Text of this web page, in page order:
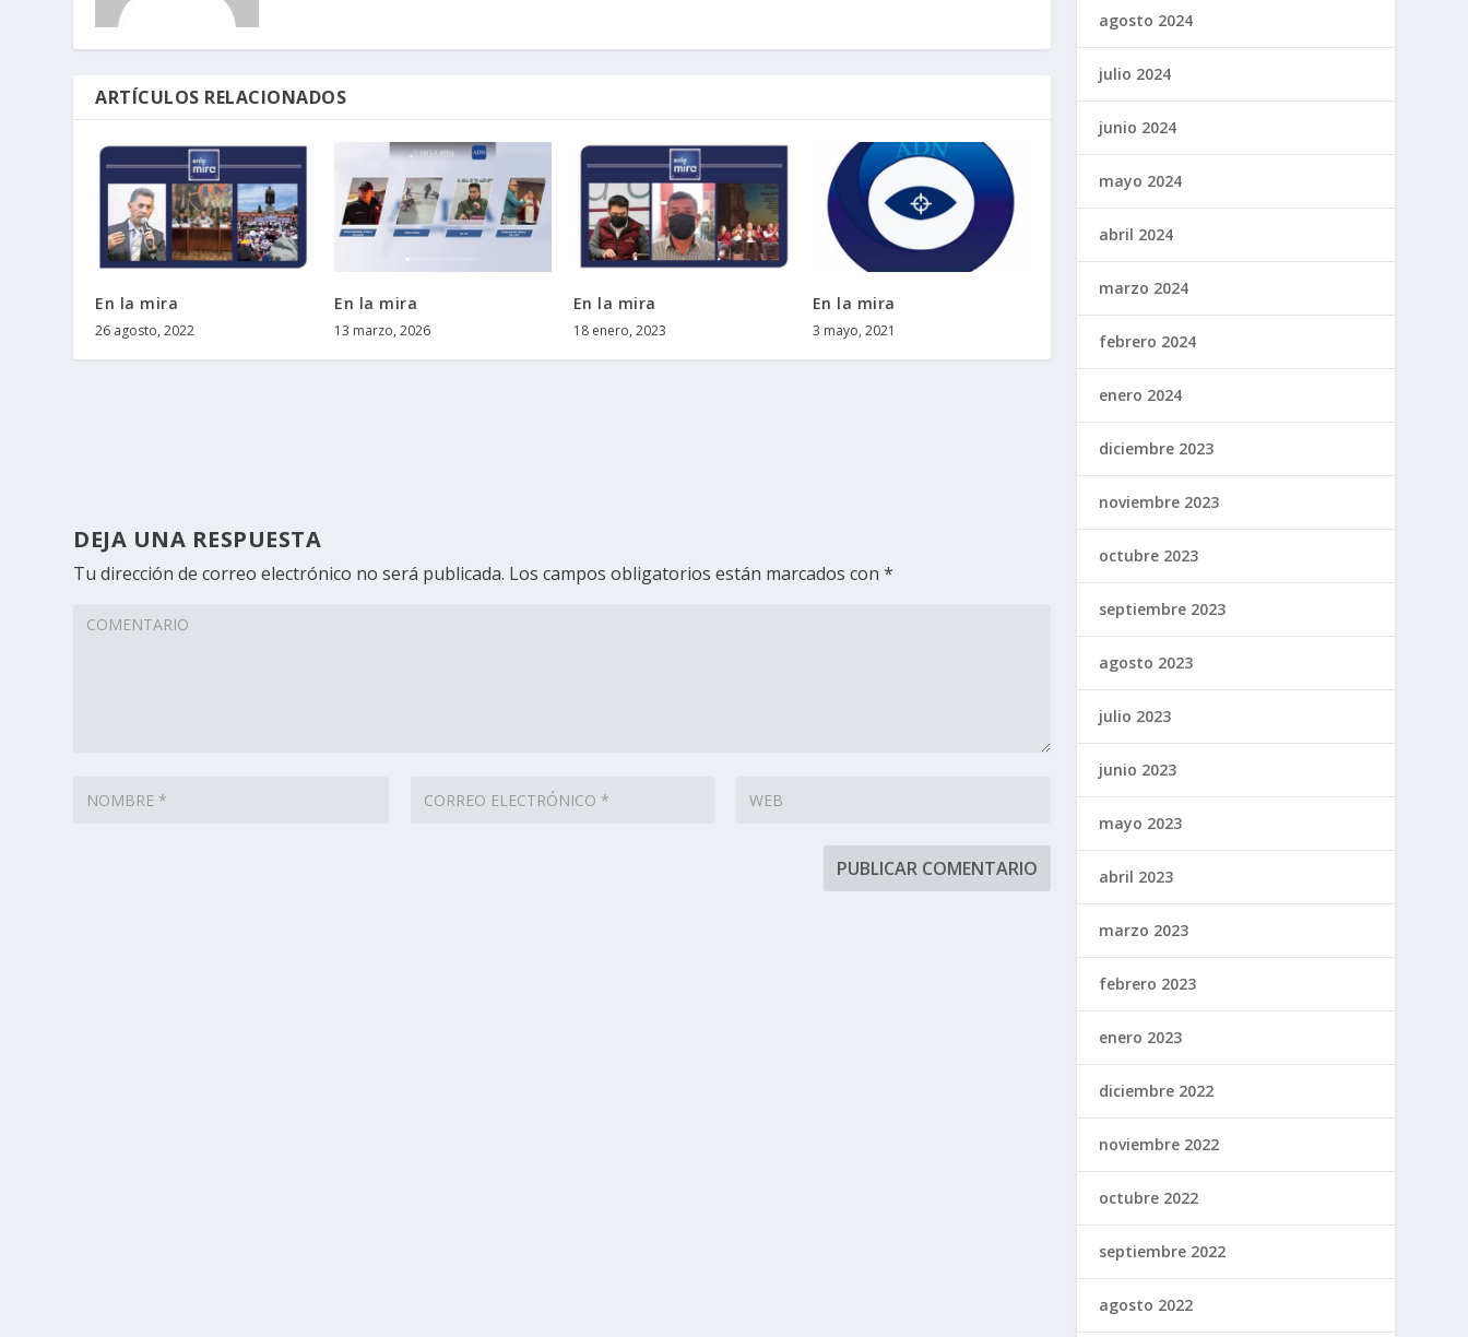
ARTÍCULOS RELACIONADOS
En la mira
26 agosto, 2022
En la mira
13 marzo, 2026
En la mira
18 enero, 2023
En la mira
3 mayo, 2021
DEJA UNA RESPUESTA
Tu dirección de correo electrónico no será publicada. Los campos obligatorios están marcados con*
agosto 2024
julio 2024
junio 2024
mayo 2024
abril 2024
marzo 2024
febrero 2024
enero 2024
diciembre 2023
noviembre 2023
octubre 2023
septiembre 2023
agosto 2023
julio 2023
junio 2023
mayo 2023
abril 2023
marzo 2023
febrero 2023
enero 2023
diciembre 2022
noviembre 2022
octubre 2022
septiembre 2022
agosto 2022